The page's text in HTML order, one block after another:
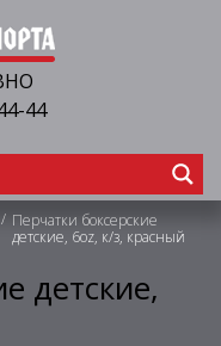
44
/ Перчатки боксерские
детские, 6oz, к/з, красный
детские,